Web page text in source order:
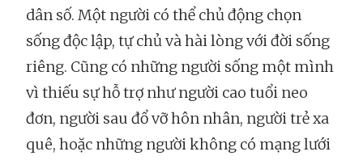
dân số. Một người có thể chủ động chọn
sống độc lập, tự chủ và hài lòng với đời sống
riêng. Cũng có những người sống một mình
vì thiếu sự hỗ trợ như người cao tuổi neo
đơn, người sau đổ vỡ hôn nhân, người trẻ xa
quê, hoặc những người không có mạng lưới